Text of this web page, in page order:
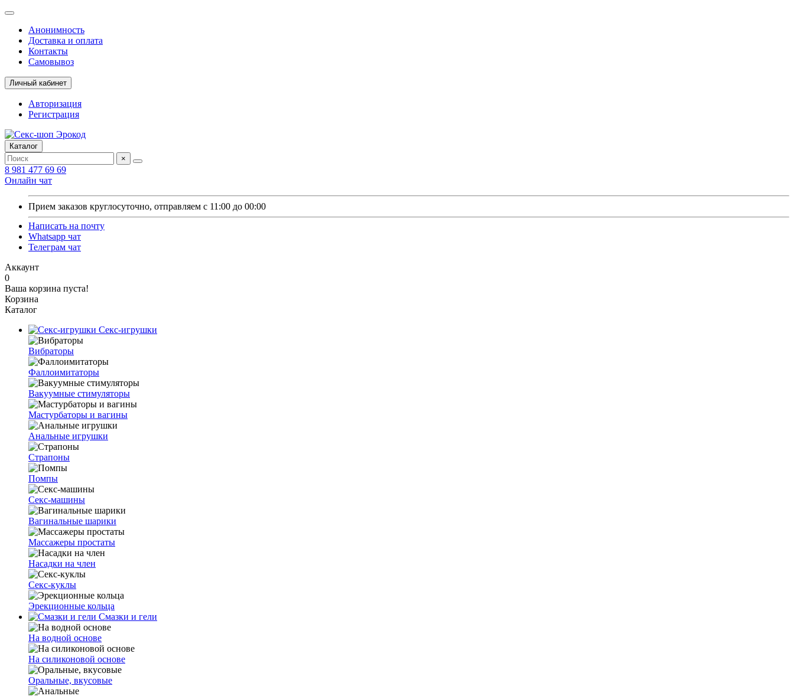
Анонимность
Доставка и оплата
Контакты
Самовывоз
Личный кабинет
Авторизация
Регистрация
Каталог
×
8 981 477 69 69
Онлайн чат
Прием заказов круглосуточно, отправляем с 11:00 до 00:00
Написать на почту
Whatsapp чат
Телеграм чат
Аккаунт
0
Ваша корзина пуста!
Корзина
Каталог
Секс-игрушки
Вибраторы
Фаллоимитаторы
Вакуумные стимуляторы
Мастурбаторы и вагины
Анальные игрушки
Страпоны
Помпы
Секс-машины
Вагинальные шарики
Массажеры простаты
Насадки на член
Секс-куклы
Эрекционные кольца
Смазки и гели
На водной основе
На силиконовой основе
Оральные, вкусовые